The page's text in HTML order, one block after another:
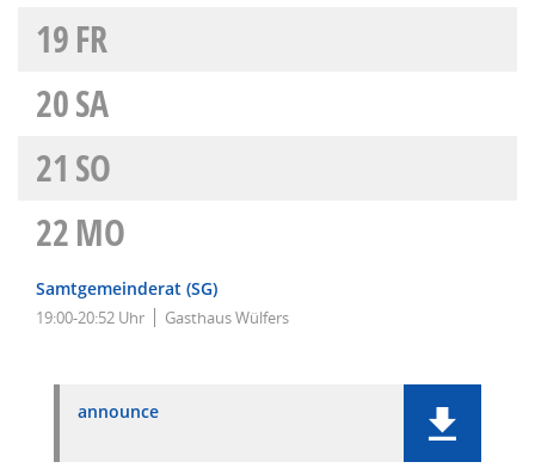
19FR
20SA
21 SO
22MO
Samtgemeinderat (SG)
19:00-20:52 Uhr Gasthaus Wülfers
announce